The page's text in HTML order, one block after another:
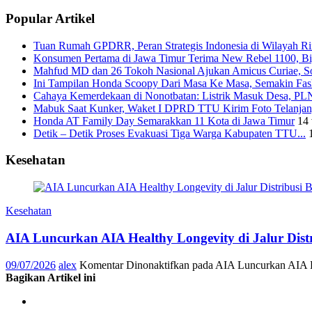
Popular Artikel
Tuan Rumah GPDRR, Peran Strategis Indonesia di Wilayah
Konsumen Pertama di Jawa Timur Terima New Rebel 1100,
Mahfud MD dan 26 Tokoh Nasional Ajukan Amicus Curiae,
Ini Tampilan Honda Scoopy Dari Masa Ke Masa, Semakin
Cahaya Kemerdekaan di Nonotbatan: Listrik Masuk Desa,
Mabuk Saat Kunker, Waket I DPRD TTU Kirim Foto
Honda AT Family Day Semarakkan 11 Kota di Jawa Timur 14
Detik – Detik Proses Evakuasi Tiga Warga Kabupaten TTU...
Kesehatan
Kesehatan
AIA Luncurkan AIA Healthy Longevity di Jalur
09/07/2026 alex Komentar Dinonaktifkan pada AIA Luncurkan AIA
Bagikan Artikel ini